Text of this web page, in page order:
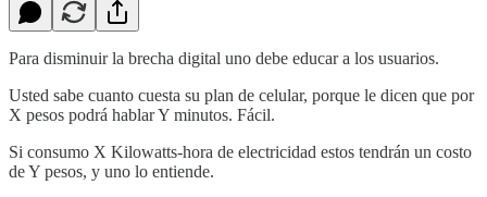
Para disminuir la brecha digital uno debe educar a los usuarios.
Usted sabe cuanto cuesta su plan de celular, porque le dicen que por
X pesos podrá hablar Y minutos. Fácil.
Si consumo X Kilowatts-hora de electricidad estos tendrán un costo
de Y pesos, y uno lo entiende.